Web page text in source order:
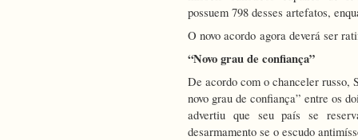
possuem 798 desses artefatos,
O novo acordo agora deverá ser
“Novo grau de confiança”
De acordo com o chanceler russo,
novo grau de confiança” entre os
advertiu que seu país se
desarmamento se o escudo